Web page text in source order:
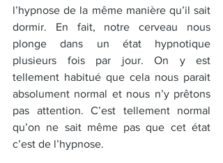
l’hypnose de la même manière qu’il sait
dormir. En fait, notre cerveau nous
plonge dans un état hypnotique
plusieurs fois par jour. On y est
tellement habitué que cela nous parait
absolument normal et nous n’y prêtons
pas attention. C’est tellement normal
qu’on ne sait même pas que cet état
c’est de l’hypnose.